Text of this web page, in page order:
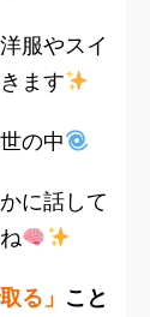
服やスイ
ます
の中
に話して
る」 こと